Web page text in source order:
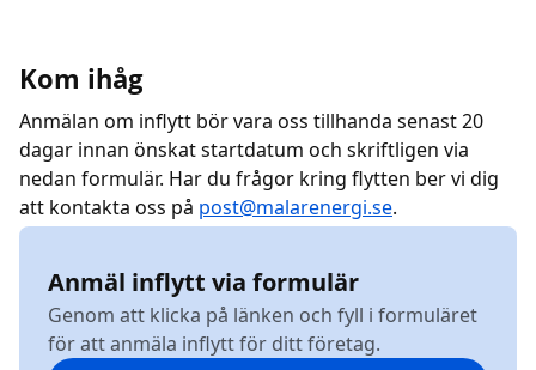
Kom ihåg
Anmälan om inflytt bör vara oss tillhanda senast 20
dagar innan önskat startdatum och skriftligen via
nedan formulär. Har du frågor kring flytten ber vi dig
att kontakta oss på post@malarenergi.se.
Anmäl inflytt via formulär
Genom att klicka på länken och fyll i formuläret
för att anmäla inflytt för ditt företag.